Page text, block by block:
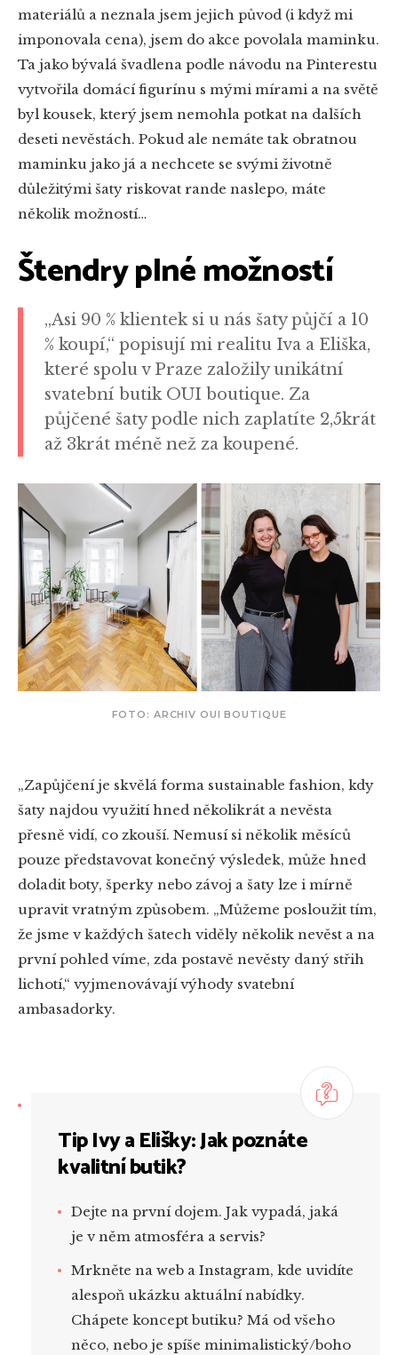
materiálů a neznala jsem jejich původ (i když mi
imponovala cena), jsem do akce povolala maminku.
Ta jako bývalá švadlena podle návodu na Pinterestu
vytvořila domácí figurínu s mými mírami a na světě
byl kousek, který jsem nemohla potkat na dalších
deseti nevěstách. Pokud ale nemáte tak obratnou
maminku jako já a nechcete se svými životně
důležitými šaty riskovat rande naslepo, máte
několik možností…
Štendry plné možností
„Asi 90 % klientek si u nás šaty půjčí a 10
% koupí,“ popisují mi realitu Iva a Eliška,
které spolu v Praze založily unikátní
svatební butik OUI boutique. Za
půjčené šaty podle nich zaplatíte 2,5krát
až 3krát méně než za koupené.
FOTO: ARCHIV OUI BOUTIQUE
„Zapůjčení je skvělá forma sustainable fashion, kdy
šaty najdou využití hned několikrát a nevěsta
přesně vidí, co zkouší. Nemusí si několik měsíců
pouze představovat konečný výsledek, může hned
doladit boty, šperky nebo závoj a šaty lze i mírně
upravit vratným způsobem. „Můžeme posloužit tím,
že jsme v každých šatech viděly několik nevěst a na
první pohled víme, zda postavě nevěsty daný střih
lichotí,“ vyjmenovávají výhody svatební
ambasadorky.
Tip Ivy a Elišky: Jak poznáte
kvalitní butik?
Dejte na první dojem. Jak vypadá, jaká
je v něm atmosféra a servis?
Mrkněte na web a Instagram, kde uvidíte
alespoň ukázku aktuální nabídky.
Chápete koncept butiku? Má od všeho
něco, nebo je spíše minimalistický/boho